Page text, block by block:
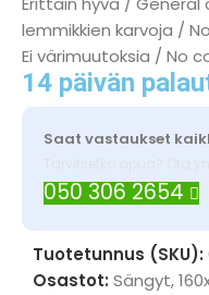
lemmikkien karvoja /
Ei värimuutoksia / No
14 päivän
Saat vastaukset
Tarvitsetko apua? Ota
050 306 2654
Tuotetunnus (SKU):
Osastot: Sängyt,